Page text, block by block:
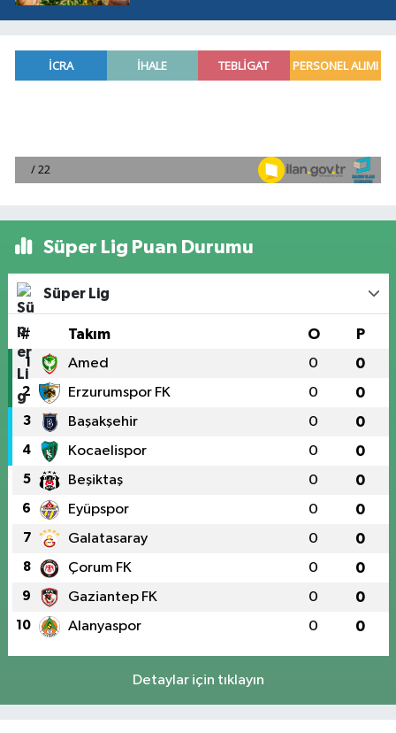
Süper Lig Puan Durumu
Süper Lig
# Takım O P
1 Amed 0 0
2 Erzurumspor FK 0 0
3 Başakşehir 0 0
4 Kocaelispor 0 0
5 Beşiktaş 0 0
6 Eyüpspor 0 0
7 Galatasaray 0 0
8 Çorum FK 0 0
9 Gaziantep FK 0 0
10 Alanyaspor 0 0
Detaylar için tıklayın